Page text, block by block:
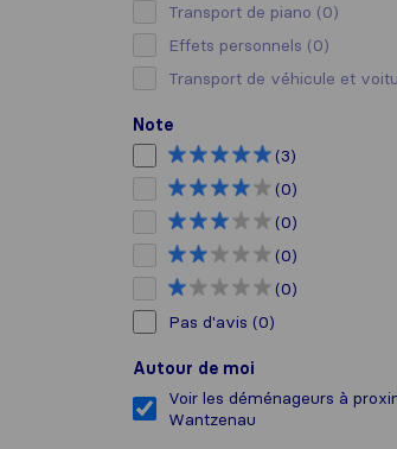
Transport de piano (0)
Effets personnels (0)
Transport de véhicule et
Note
(3)
(0)
(0)
(0)
(0)
Pas d'avis (0)
Autour de moi
Voir les déménageurs à
Wantzenau